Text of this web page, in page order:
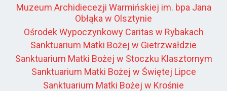
Muzeum Archidiecezji Warmińskiej im. bpa Jana
Obłąka w Olsztynie
Ośrodek Wypoczynkowy Caritas w Rybakach
Sanktuarium Matki Bożej w Gietrzwałdzie
Sanktuarium Matki Bożej w Stoczku Klasztornym
Sanktuarium Matki Bożej w Świętej Lipce
Sanktuarium Matki Bożej w Krośnie